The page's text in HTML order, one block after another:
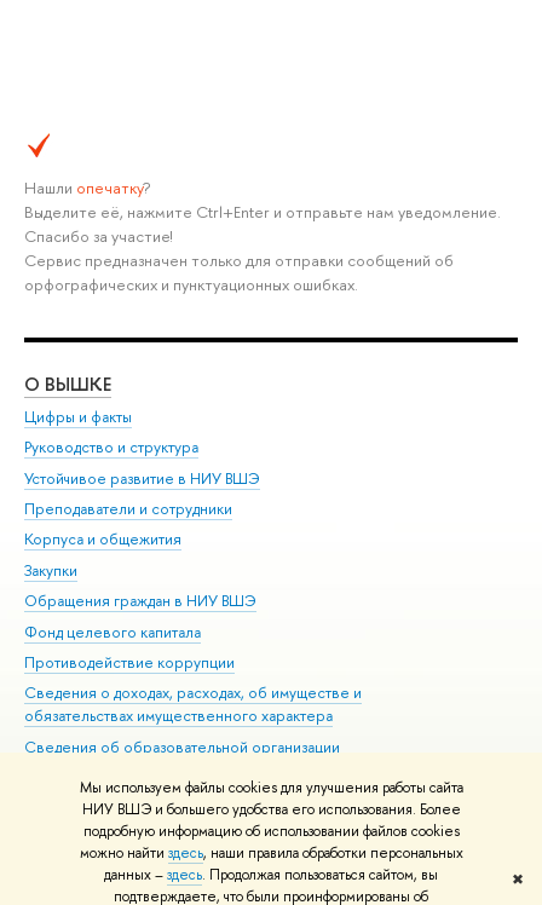
Мы используем файлы cookies для улучшения работы сайта
НИУ ВШЭ и большего удобства его использования. Более
подробную информацию об использовании файлов cookies
можно найти здесь, наши правила обработки персональных
данных –здесь. Продолжая пользоваться сайтом, вы
подтверждаете, что были проинформированы об
✖
Нашли опечатку?
Выделите её, нажмите Ctrl+Enter и отправьте нам уведомление.
Спасибо за участие!
Сервис предназначен только для отправки сообщений об
орфографических и пунктуационных ошибках.
О ВЫШКЕ
Цифры и факты
Руководство и структура
Устойчивое развитие в НИУ ВШЭ
Преподаватели и сотрудники
Корпуса и общежития
Закупки
Обращения граждан в НИУ ВШЭ
Фонд целевого капитала
Противодействие коррупции
Сведения о доходах, расходах, об имуществе и
обязательствах имущественного характера
Сведения об образовательной организации
Людям с ограниченными возможностями здоровья
Единая платежная страница
Работа в Вышке